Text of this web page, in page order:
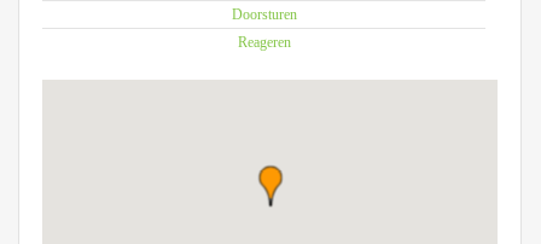
Doorsturen
Reageren